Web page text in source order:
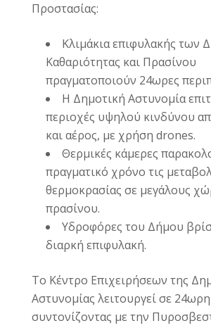
Προστασίας:
Κλιμάκια επιφυλακής των
Καθαριότητας και Πρασίνου
πραγματοποιούν 24ωρες
Η Δημοτική Αστυνομία
περιοχές υψηλού κινδύνου
και αέρος, με χρήση drones.
Θερμικές κάμερες
πραγματικό χρόνο τις
θερμοκρασίας σε μεγάλους
πρασίνου.
Υδροφόρες του Δήμου
διαρκή επιφυλακή.
Το Κέντρο Επιχειρήσεων της
Αστυνομίας λειτουργεί σε
συντονίζοντας με την